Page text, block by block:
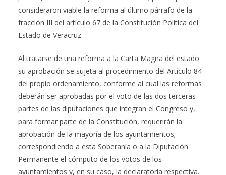
consideraron viable la reforma al último párrafo de la
fracción III del artículo 67 de la Constitución Política del
Estado de Veracruz.
Al tratarse de una reforma a la Carta Magna del estado
su aprobación se sujeta al procedimiento del Artículo 84
del propio ordenamiento, conforme al cual las reformas
deberán ser aprobadas por el voto de las dos terceras
partes de las diputaciones que integran el Congreso y,
para formar parte de la Constitución, requerirán la
aprobación de la mayoría de los ayuntamientos;
correspondiendo a esta Soberanía o a la Diputación
Permanente el cómputo de los votos de los
ayuntamientos y, en su caso, la declaratoria respectiva.